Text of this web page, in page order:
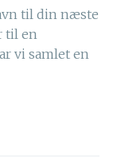
til din næste
til en
vi samlet en